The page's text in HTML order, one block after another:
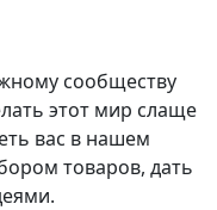
сообществу
этот мир слаще
вас в нашем
товаров, дать